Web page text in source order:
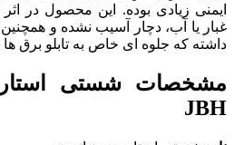
ایمنی زیادی بوده. این محصول در
غبار یا آب، دچار آسیب نشده و
داشته که جلوه ای خاص به تابلو برق
مشخصات شستی
JBH